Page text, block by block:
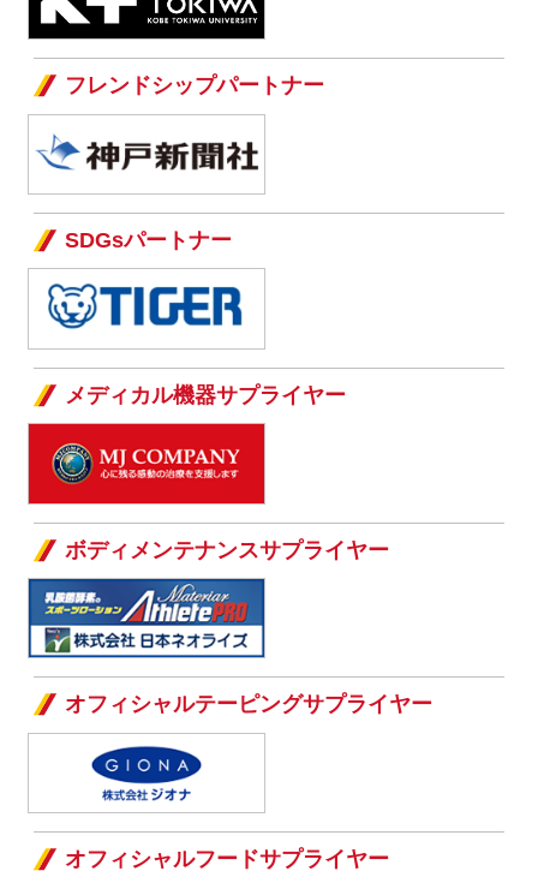
フレンドシップパートナー
SDGsパートナー
メディカル機器サプライヤー
ボディメンテナンスサプライヤー
オフィシャルテーピングサプライヤー
オフィシャルフードサプライヤー